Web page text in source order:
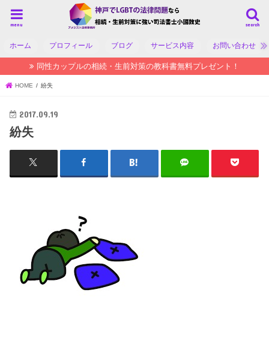
search
menu
ホーム プロフィール ブログ サービス内容 お問い合わせ
同性カップルの相続・生前対策の教科書無料プレゼント！
HOME 紛失
2017.09.19
紛失